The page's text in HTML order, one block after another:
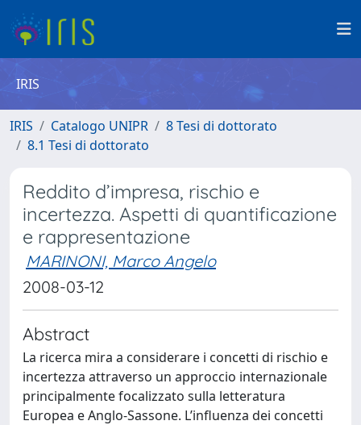
IRIS
IRIS Catalogo UNIPR
8 Tesi di dottorato
8.1 Tesi di dottorato
Reddito d’impresa, rischio e
incertezza. Aspetti di quantificazione
e rappresentazione
MARINONI, Marco Angelo
2008-03-12
Abstract
La ricerca mira a considerare i concetti di rischio e
incertezza attraverso un approccio internazionale
principalmente focalizzato sulla letteratura
Europea e Anglo-Sassone. L’influenza dei concetti